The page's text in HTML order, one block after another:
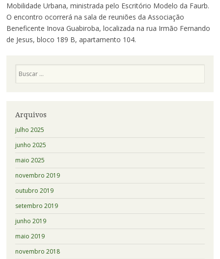
Mobilidade Urbana, ministrada pelo Escritório Modelo da Faurb.
O encontro ocorrerá na sala de reuniões da Associação
Beneficente Inova Guabiroba, localizada na rua Irmão Fernando
de Jesus, bloco 189 B, apartamento 104.
Arquivos
julho 2025
junho 2025
maio 2025
novembro 2019
outubro 2019
setembro 2019
junho 2019
maio 2019
novembro 2018